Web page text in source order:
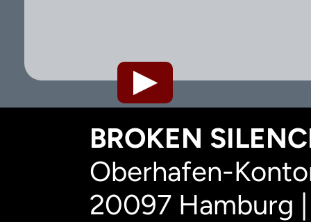
BROKEN
Oberhafen-
20097 Hamburg